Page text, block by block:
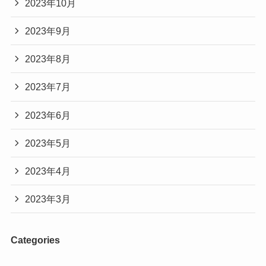
2023年10月
2023年9月
2023年8月
2023年7月
2023年6月
2023年5月
2023年4月
2023年3月
Categories